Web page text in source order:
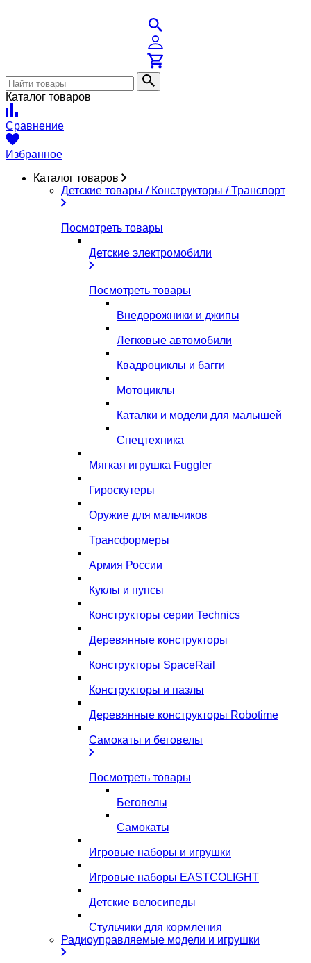
Каталог товаров
Сравнение
Избранное
Каталог товаров
Детские товары / Конструкторы / Транспорт
Посмотреть товары
Детские электромобили
Посмотреть товары
Внедорожники и джипы
Легковые автомобили
Квадроциклы и багги
Мотоциклы
Каталки и модели для малышей
Спецтехника
Мягкая игрушка Fuggler
Гироскутеры
Оружие для мальчиков
Трансформеры
Армия России
Куклы и пупсы
Конструкторы серии Technics
Деревянные конструкторы
Конструкторы SpaceRail
Конструкторы и пазлы
Деревянные конструкторы Robotime
Самокаты и беговелы
Посмотреть товары
Беговелы
Самокаты
Игровые наборы и игрушки
Игровые наборы EASTCOLIGHT
Детские велосипеды
Стульчики для кормления
Радиоуправляемые модели и игрушки